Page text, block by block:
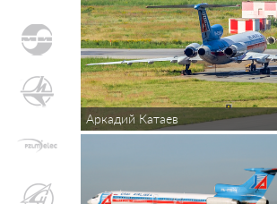
Аркадий Катаев